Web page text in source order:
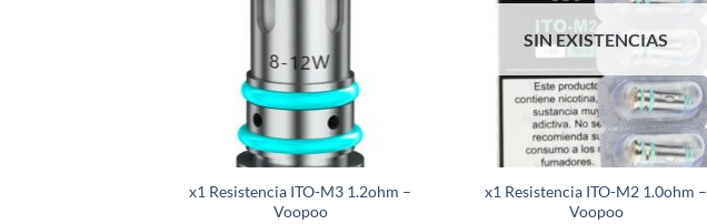
x1 Resistencia ITO-M3 1.2ohm –
Voopoo
SIN EXISTENCIAS
x1 Resistencia ITO-M2 1.0ohm –
Voopoo